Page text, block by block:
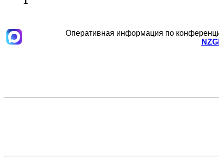
Оперативная информация по